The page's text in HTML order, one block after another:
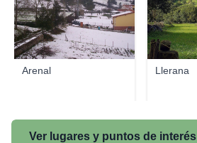
Arenal Llerana
Ver lugares y puntos de interés